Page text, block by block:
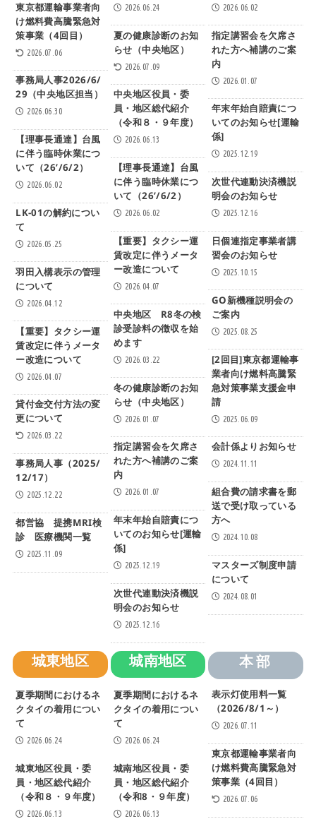
東京都運輸事業者向
け燃料費高騰緊急対
策事業（4回目）
2026.07.06
事務局人事2026/6/
29（中央地区担当）
2026.06.30
【理事長通達】台風
に伴う臨時休業につ
いて（26’/6/2）
2026.06.02
LK-01の解約につい
て
2026.05.25
羽田入構表示の管理
について
2026.04.12
【重要】タクシー運
賃改定に伴うメータ
ー改造について
2026.04.07
貸付金交付方法の変
更について
2026.03.22
事務局人事（2025/
12/17）
2025.12.22
都営協 提携MRI検
診 医療機関一覧
2025.11.09
2026.06.24
夏の健康診断のお知
らせ（中央地区）
2026.07.09
中央地区役員・委
員・地区総代紹介
（令和８・９年度）
2026.06.13
【理事長通達】台風
に伴う臨時休業につ
いて（26’/6/2）
2026.06.02
【重要】タクシー運
賃改定に伴うメータ
ー改造について
2026.04.07
中央地区 R8冬の検
診受診料の徴収を始
めます
2026.03.22
冬の健康診断のお知
らせ（中央地区）
2026.01.07
指定講習会を欠席さ
れた方へ補講のご案
内
2026.01.07
年末年始自賠責につ
いてのお知らせ[運輸
係]
2025.12.19
次世代連動決済機説
明会のお知らせ
2025.12.16
2026.06.02
指定講習会を欠席さ
れた方へ補講のご案
内
2026.01.07
年末年始自賠責につ
いてのお知らせ[運輸
係]
2025.12.19
次世代連動決済機説
明会のお知らせ
2025.12.16
日個連指定事業者講
習会のお知らせ
2025.10.15
GO新機種説明会の
ご案内
2025.08.25
[2回目]東京都運輸事
業者向け燃料高騰緊
急対策事業支援金申
請
2025.06.09
会計係よりお知らせ
2024.11.11
組合費の請求書を郵
送で受け取っている
方へ
2024.10.08
マスターズ制度申請
について
2024.08.01
城東地区
夏季期間におけるネ
クタイの着用につい
て
2026.06.24
城東地区役員・委
員・地区総代紹介
（令和８・９年度）
2026.06.13
城南地区
夏季期間におけるネ
クタイの着用につい
て
2026.06.24
城南地区役員・委
員・地区総代紹介
（令和8・９年度）
2026.06.13
本部
表示灯使用料一覧
（2026/8/1～）
2026.07.11
東京都運輸事業者向
け燃料費高騰緊急対
策事業（4回目）
2026.07.06